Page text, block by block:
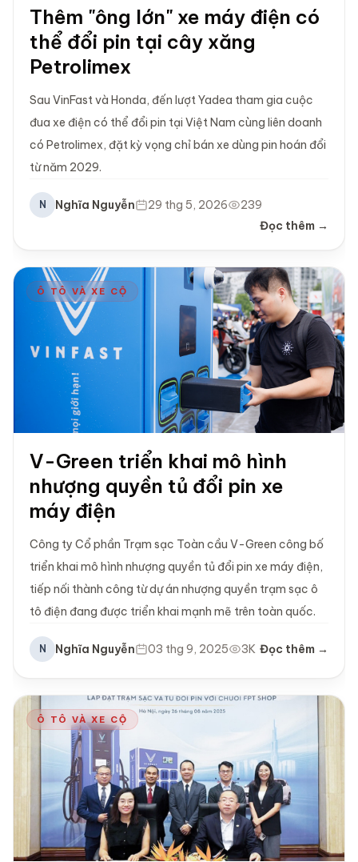
Thêm "ông lớn" xe máy điện có
thể đổi pin tại cây xăng
Petrolimex
Sau VinFast và Honda, đến lượt Yadea tham gia cuộc
đua xe điện có thể đổi pin tại Việt Nam cùng liên doanh
có Petrolimex, đặt kỳ vọng chỉ bán xe dùng pin hoán đổi
từ năm 2029.
N Nghĩa Nguyễn 29 thg 5, 2026
239
Đọc thêm →
Ô TÔ VÀ XE CỘ
V-Green triển khai mô hình
nhượng quyền tủ đổi pin xe
máy điện
Công ty Cổ phần Trạm sạc Toàn cầu V-Green công bố
triển khai mô hình nhượng quyền tủ đổi pin xe máy điện,
tiếp nối thành công từ dự án nhượng quyền trạm sạc ô
tô điện đang được triển khai mạnh mẽ trên toàn quốc.
N Nghĩa Nguyễn 03 thg 9, 2025 3K Đọc thêm →
Ô TÔ VÀ XE CỘ